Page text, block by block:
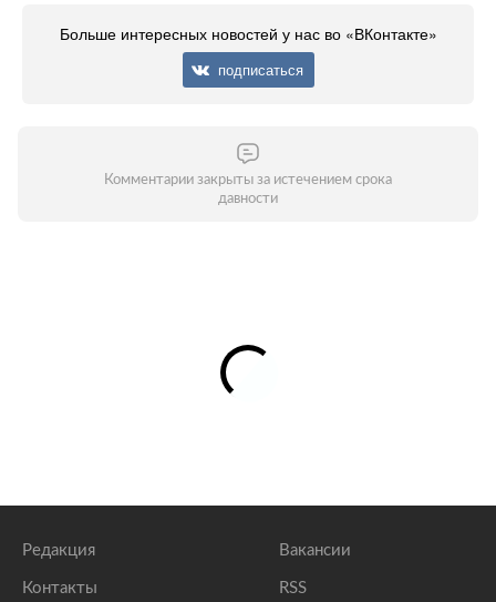
Больше интересных новостей у нас во «ВКонтакте»
подписаться
Комментарии закрыты за истечением срока
давности
Редакция
Контакты
Вакансии
RSS